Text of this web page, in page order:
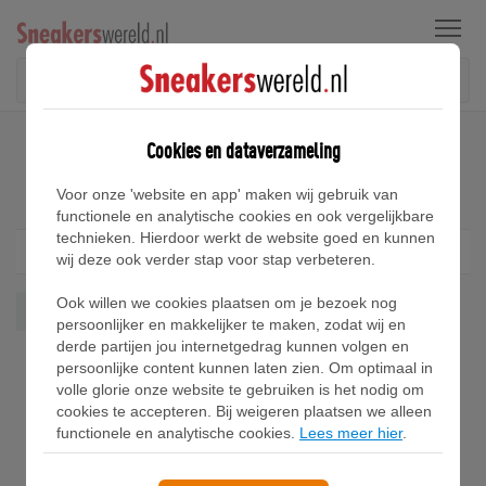
Menu
Reebok Pump TZ Sneakers
Pump Tz Wis alles
Cookies en dataverzameling
Voor onze 'website en app' maken wij gebruik van
functionele en analytische cookies en ook vergelijkbare
technieken. Hierdoor werkt de website goed en kunnen
wij deze ook verder stap voor stap verbeteren.
Ook willen we cookies plaatsen om je bezoek nog
persoonlijker en makkelijker te maken, zodat wij en
derde partijen jou internetgedrag kunnen volgen en
persoonlijke content kunnen laten zien. Om optimaal in
volle glorie onze website te gebruiken is het nodig om
cookies te accepteren. Bij weigeren plaatsen we alleen
functionele en analytische cookies. Lees meer hier.